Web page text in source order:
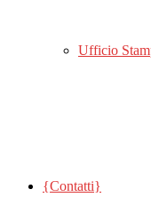
Ufficio
{Contatti}